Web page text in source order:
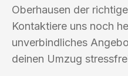
Oberhausen der
Kontaktiere uns noch
unverbindliches
deinen Umzug